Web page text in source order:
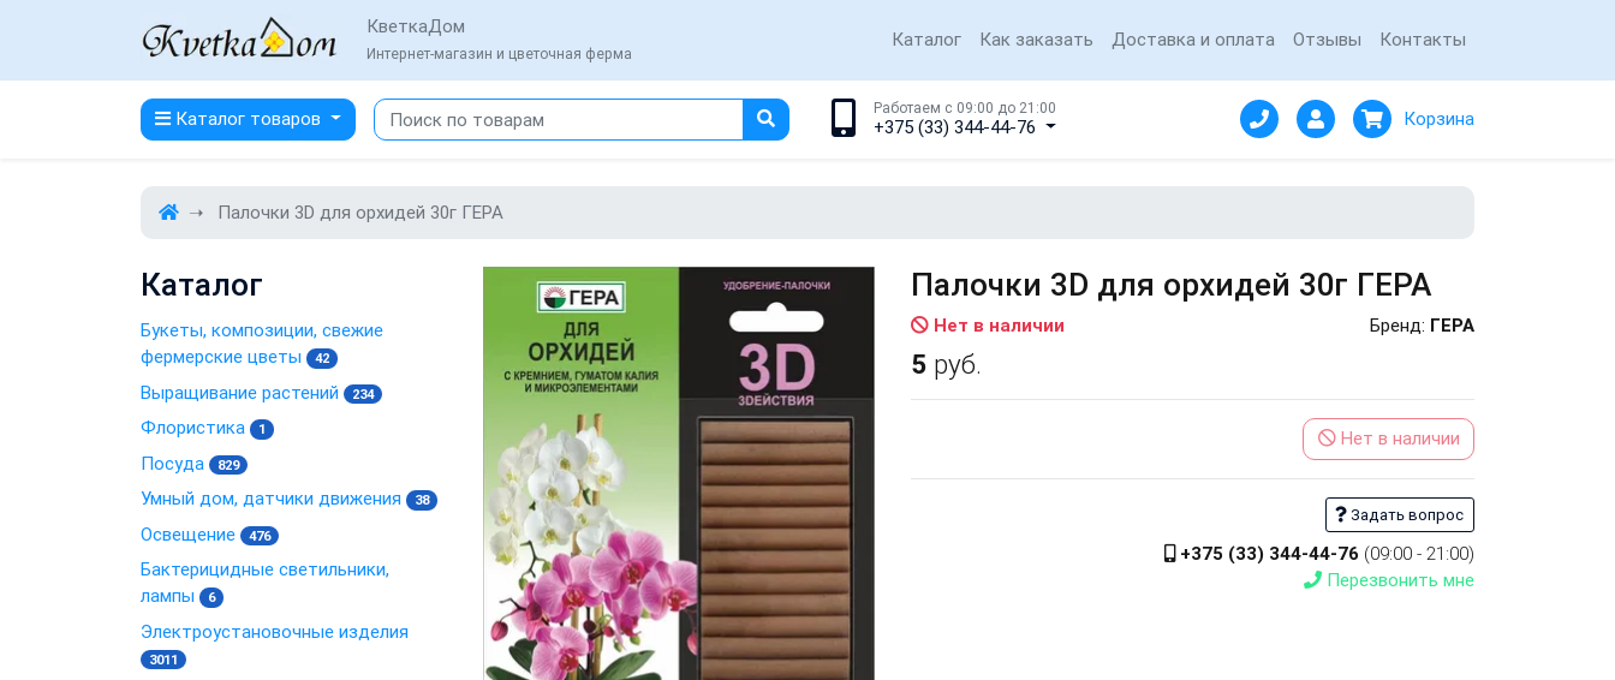
КветкаДом
Интернет-магазин и цветочная ферма
Каталог Как заказать Доставка и оплата Отзывы Контакты
Каталог товаров Работаем с 09:00 до 21:00
+375 (33) 344-44-76 Корзина
Палочки 3D для орхидей 30г ГЕРА
Палочки 3D для орхидей 30г ГЕРА
Нет в наличии Бренд: ГЕРА
5 руб.
Нет в наличии
Задать вопрос
+375 (33) 344-44-76 (09:00 - 21:00)
Перезвонить мне
Каталог
Букеты, композиции, свежие
фермерские цветы
42
Выращивание растений 234
Флористика 1
Посуда 829
Умный дом, датчики движения 38
Освещение 476
Бактерицидные светильники,
лампы
6
Электроустановочные изделия
3011